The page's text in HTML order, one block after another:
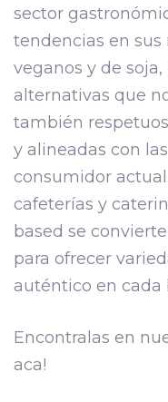
sector
tendencias en sus
veganos y de
alternativas que
también
y alineadas con
consumidor
cafeterías y
based se
para ofrecer
auténtico en cada
Encontralas en
aca!